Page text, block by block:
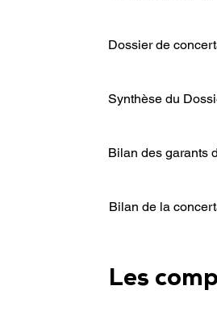
Bilan de la
Dossier de
Synthèse du
Bilan des garants
Les